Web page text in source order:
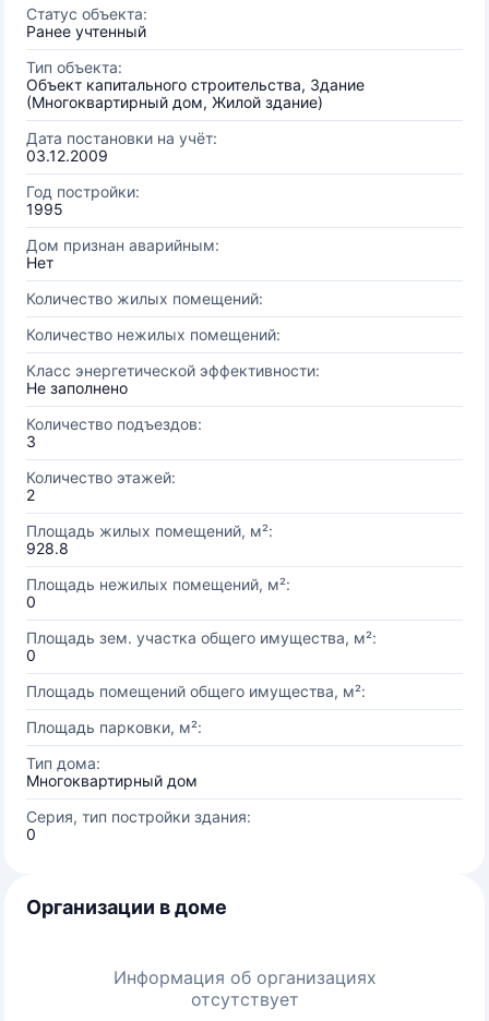
Статус объекта:
Ранее учтенный
Тип объекта:
Объект капитального строительства, Здание
(Многоквартирный дом, Жилой здание)
Дата постановки на учёт:
03.12.2009
Год постройки:
1995
Дом признан аварийным:
Нет
Количество жилых помещений:
Количество нежилых помещений:
Класс энергетической эффективности:
Не заполнено
Количество подъездов:
3
Количество этажей:
2
Площадь жилых помещений, м²:
928.8
Площадь нежилых помещений, м²:
0
Площадь зем. участка общего имущества, м²:
0
Площадь помещений общего имущества, м²:
Площадь парковки, м²:
Тип дома:
Многоквартирный дом
Серия, тип постройки здания:
0
Организации в доме
Информация об организациях
отсутствует